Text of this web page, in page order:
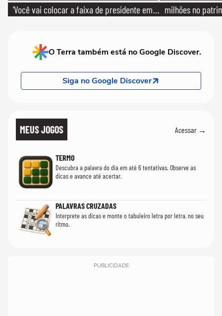
'Você vai colocar a faixa de presidente em
milhões no
O Terra também está no Google Discover.
Siga no Google Discover
MEUS JOGOS Acessar →
TERMO
Descubra a palavra do dia em até 6 tentativas. Observe as
dicas e avance até acertar.
PALAVRAS CRUZADAS
Interprete as dicas e monte o tabuleiro letra por letra, no seu
ritmo.
PUBLICIDADE